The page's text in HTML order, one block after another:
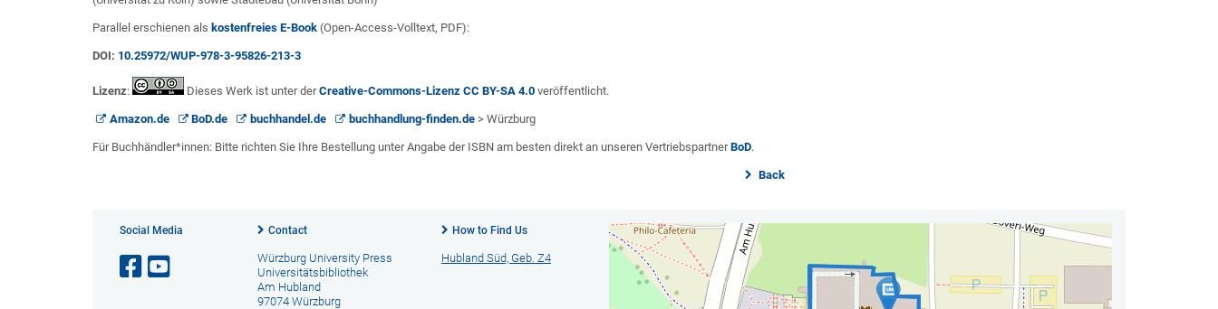
Parallel erschienen als kostenfreies E-Book (Open-Access-Volltext, PDF):
DOI: 10.25972/WUP-978-3-95826-213-3
Lizenz: Dieses Werk ist unter derCreative-Commons-Lizenz CC BY-SA 4.0 veröffentlicht.
Amazon.de BoD.de buchhandel.de buchhandlung-finden.de> Würzburg
Für Buchhändler*innen: Bitte richten Sie Ihre Bestellung unter Angabe der ISBN am besten direkt an unseren VertriebspartnerBoD.
Back
Social Media Contact
Würzburg University Press
Universitätsbibliothek
Am Hubland
97074 Würzburg
How to Find Us
Hubland Süd, Geb. Z4